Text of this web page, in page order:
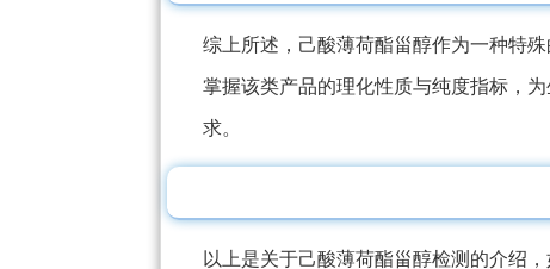
综上所述，己酸薄荷酯甾醇作为一种特
掌握该类产品的理化性质与纯度指标，
求。
以上是关于己酸薄荷酯甾醇检测的介绍